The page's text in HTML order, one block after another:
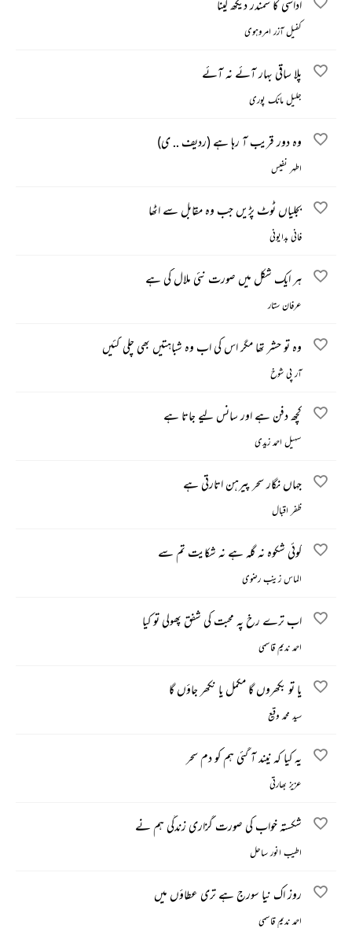
اداسی کا سمندر دیکھ لینا
کفیل آزر امروہوی
پلا ساقی بہار آئے نہ آئے
جلیل مانک پوری
وہ دور قریب آ رہا ہے (ردیف .. ی)
اطہر نفیس
بجلیاں ٹوٹ پڑیں جب وہ مقابل سے اٹھا
فانی بدایونی
ہر ایک شکل میں صورت نئی ملال کی ہے
عرفان ستار
وہ تو حشر تھا مگر اس کی اب وہ شباہتیں بھی چلی گئیں
آر پی شوخ
کچھ دفن ہے اور سانس لیے جاتا ہے
سہیل احمد زیدی
جہاں نگار سحر پیرہن اتارتی ہے
ظفر اقبال
کوئی شکوہ نہ گلہ ہے نہ شکایت تم سے
الماس زینب رضوی
اب ترے رخ پہ محبت کی شفق پھولی تو کیا
احمد ندیم قاسمی
یا تو بکھروں گا مکمل یا نکھر جاؤں گا
سید محمد وقیع
یہ کیا کہ نیند آ گئی ہم کو دم سحر
عزیز بھارتی
شکستہ خواب کی صورت گزاری زندگی ہم نے
اطیب انور ساحل
روز اک نیا سورج ہے تری عطاؤں میں
احمد ندیم قاسمی